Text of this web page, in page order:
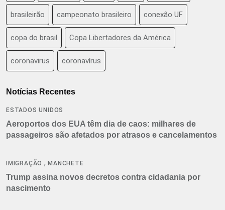
brasileirão campeonato brasileiro conexão UF
copa do brasil Copa Libertadores da América
coronavirus coronavírus
Notícias Recentes
ESTADOS UNIDOS
Aeroportos dos EUA têm dia de caos: milhares de
passageiros são afetados por atrasos e cancelamentos
IMIGRAÇÃO ,MANCHETE
Trump assina novos decretos contra cidadania por
nascimento